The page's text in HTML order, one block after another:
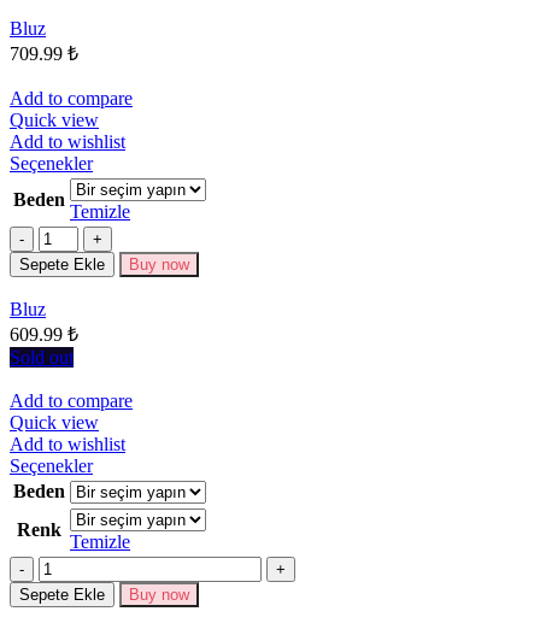
Bluz
709.99 ₺
Add to compare
Quick view
Add to wishlist
SeçeneklerBu
ürünün
birden
fazla
varyasyonu
var.
Beden
Temizle
Miktar
Sepete Ekle Buy now
Bluz
609.99 ₺
Sold out
Add to compare
Quick view
Add to wishlist
SeçeneklerBu
ürünün
birden
fazla
varyasyonu
Seçenekler
Beden
Renk
Temizle
Miktar
Sepete Ekle Buy now